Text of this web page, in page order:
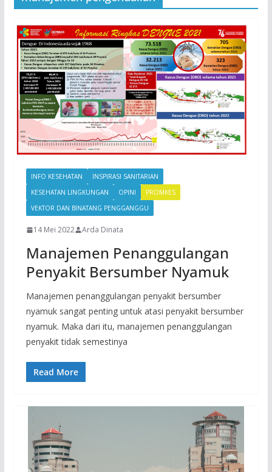
INFO KESEHATAN
INSPIRASI SANITARIAN
KESEHATAN LINGKUNGAN
OPINI
PROMKES
VEKTOR DAN BINATANG PENGGANGGU
14 Mei 2022 Arda Dinata
Manajemen Penanggulangan
Penyakit Bersumber Nyamuk
Manajemen penanggulangan penyakit bersumber
nyamuk sangat penting untuk atasi penyakit bersumber
nyamuk. Maka dari itu, manajemen penanggulangan
penyakit tidak semestinya
Read More